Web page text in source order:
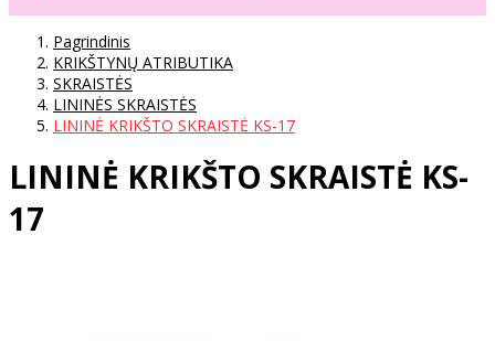
Pagrindinis
KRIKŠTYNŲ ATRIBUTIKA
SKRAISTĖS
LININĖS SKRAISTĖS
LININĖ KRIKŠTO SKRAISTĖ KS-17
LININĖ KRIKŠTO SKRAISTĖ KS-
17